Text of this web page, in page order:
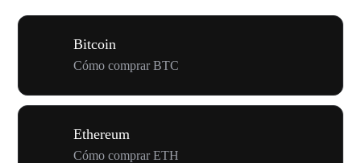
Bitcoin
Cómo comprar BTC
Ethereum
Cómo comprar ETH